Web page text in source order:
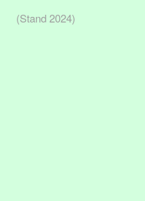
(Stand 2024)